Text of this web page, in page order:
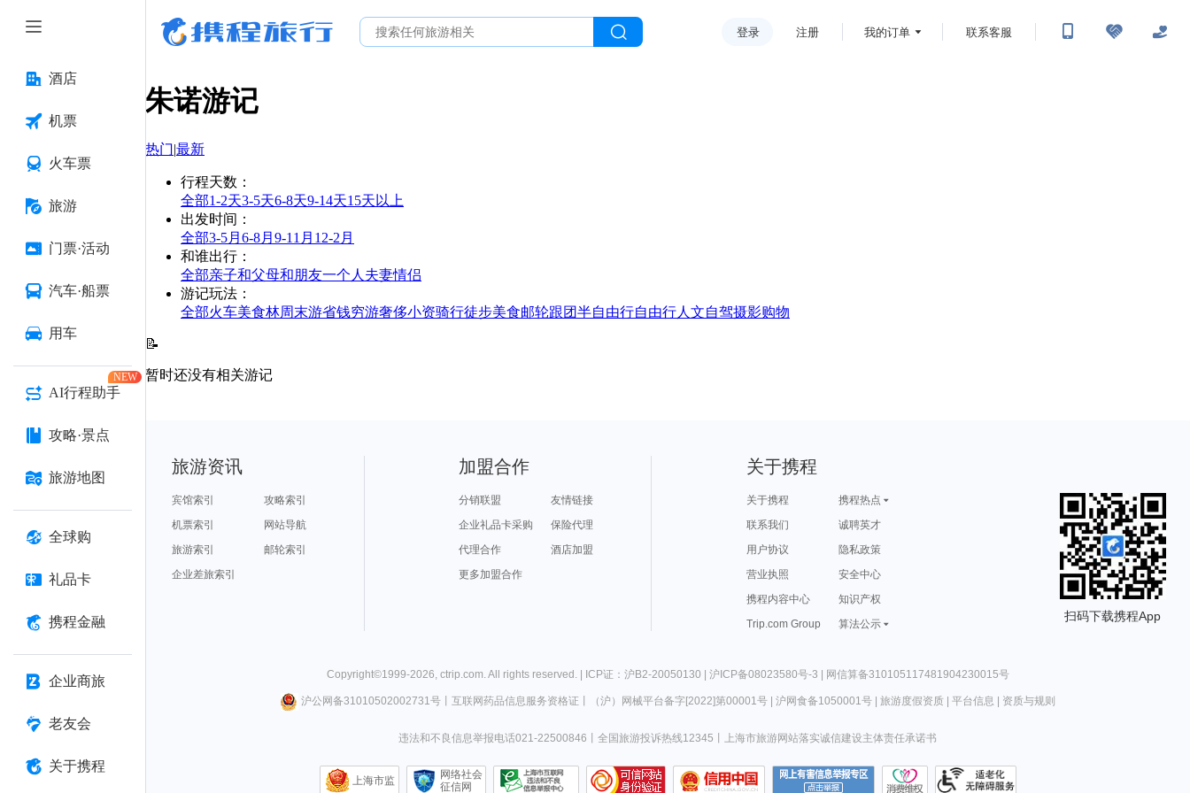
酒店
机票
火车票
旅游
门票·活动
汽车·船票
用车
AI行程助手
NEW
攻略·景点
旅游地图
全球购
礼品卡
携程金融
企业商旅
老友会
关于携程
登录 注册 我的订单 联系客服
朱诺游记
热门|最新
行程天数 ：
全部1-2天3-5天6-8天9-14天15天以上
出发时间 ：
全部3-5月 6-8月 9-11月 12-2月
和谁出行 ：
全部亲子和父母和朋友一个人 夫妻情侣
游记玩法 ：
全部火车美食林周末游省钱穷游奢侈小资骑行徒步美食邮轮跟团半自由行自由行人文自驾摄影购物
📝
暂时还没有相关游记
旅游资讯
宾馆索引
攻略索引
机票索引
网站导航
旅游索引
邮轮索引
企业差旅索引
加盟合作
分销联盟
友情链接
企业礼品卡采购
保险代理
代理合作
酒店加盟
更多加盟合作
关于携程
关于携程
携程热点
联系我们
诚聘英才
用户协议
隐私政策
营业执照
安全中心
携程内容中心
知识产权
Trip.com Group
算法公示
扫码下载携程App
Copyright©1999-2026, ctrip.com. All rights reserved. | ICP证：沪B2-20050130 | 沪ICP备08023580号-3 | 网信算备310105117481904230015号
沪公网备31010502002731号丨 互联网药品信息服务资格证 （沪）网械平台备字[2022]第00001号| 沪网食备1050001号| 旅游度假资质| 平台信息 资质与规则
违法和不良信息举报电话021-22500846 全国旅游投诉热线12345 上海市旅游网站落实诚信建设主体责任承诺书
上海市监
网络社会
征信网